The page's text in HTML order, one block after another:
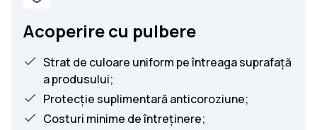
Acoperire cu pulbere
Strat de culoare uniform pe întreaga suprafață
a produsului;
Protecție suplimentară anticoroziune;
Costuri minime de întreținere;